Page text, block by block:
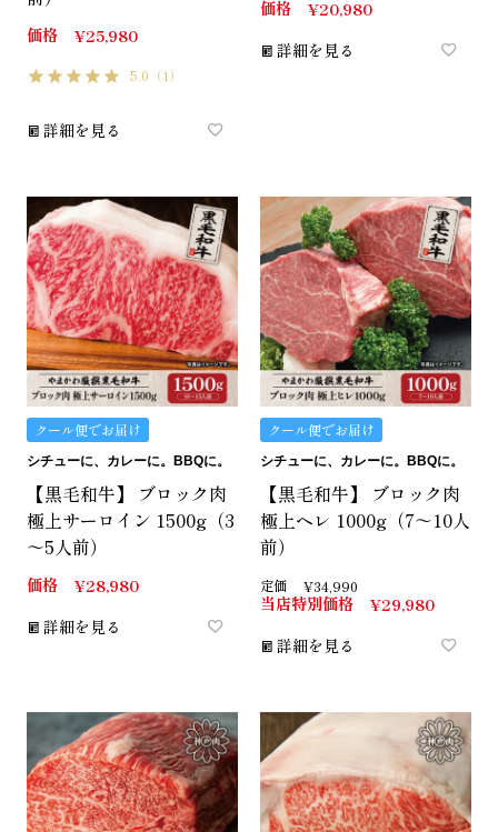
価格 ¥25,980
5.0 （1）
詳細を見る
価格 ¥20,980
詳細を見る
クール便でお届け
シチューに、カレーに。BBQに。
【黒毛和牛】 ブロック肉
極上サーロイン 1500g（3
～5人前）
価格 ¥28,980
詳細を見る
クール便でお届け
シチューに、カレーに。BBQに。
【黒毛和牛】 ブロック肉
極上ヘレ 1000g（7～10人
前）
定価 ¥34,990
当店特別価格 ¥29,980
詳細を見る